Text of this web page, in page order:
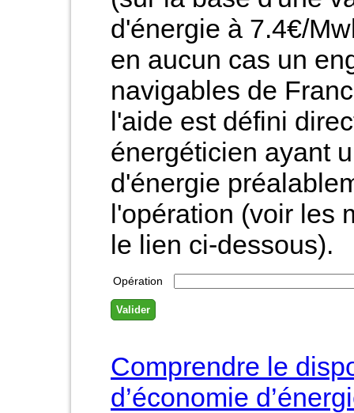
d'énergie à 7.4€/
en aucun cas un
navigables de
l'aide est défini
énergéticien ayant
d'énergie
l'opération (voir les
le lien ci-dessous).
Opération
Comprendre le
d’économie